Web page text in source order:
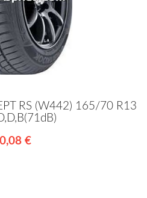
RS (W442) 165/70 R13
€